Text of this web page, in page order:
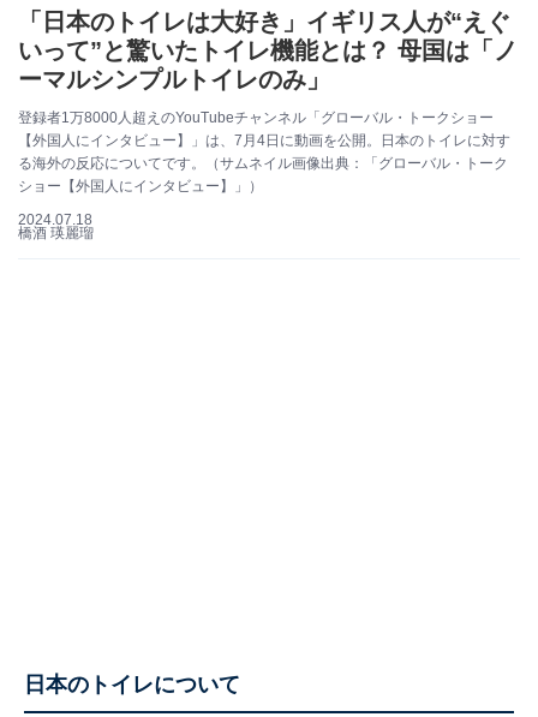
「日本のトイレは大好き」イギリス人が“えぐ
いって”と驚いたトイレ機能とは？ 母国は「ノ
ーマルシンプルトイレのみ」
登録者1万8000人超えのYouTubeチャンネル「グローバル・トークショー
【外国人にインタビュー】」は、7月4日に動画を公開。日本のトイレに対す
る海外の反応についてです。（サムネイル画像出典：「グローバル・トーク
ショー【外国人にインタビュー】」）
2024.07.18
橋酒 瑛麗瑠
日本のトイレについて